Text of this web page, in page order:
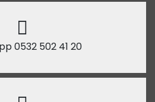
0532 502 41 20